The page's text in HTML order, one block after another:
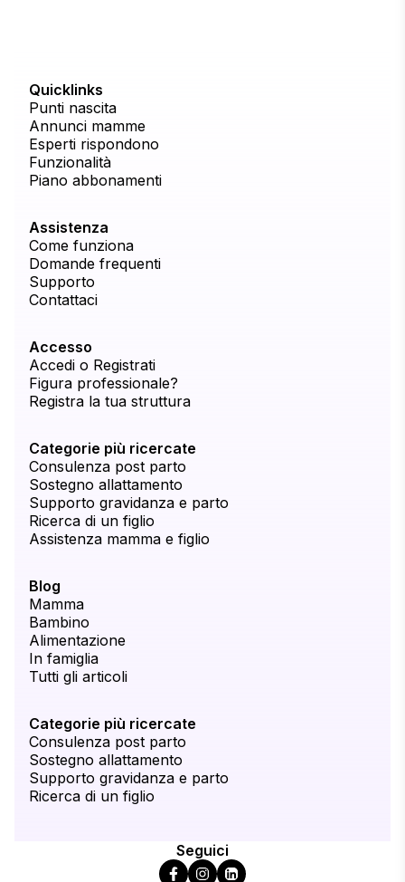
Quicklinks
Punti nascita
Annunci mamme
Esperti rispondono
Funzionalità
Piano abbonamenti
Assistenza
Come funziona
Domande frequenti
Supporto
Contattaci
Accesso
Accedi o Registrati
Figura professionale?
Registra la tua struttura
Categorie più ricercate
Consulenza post parto
Sostegno allattamento
Supporto gravidanza e parto
Ricerca di un figlio
Assistenza mamma e figlio
Blog
Mamma
Bambino
Alimentazione
In famiglia
Tutti gli articoli
Categorie più ricercate
Consulenza post parto
Sostegno allattamento
Supporto gravidanza e parto
Ricerca di un figlio
Seguici